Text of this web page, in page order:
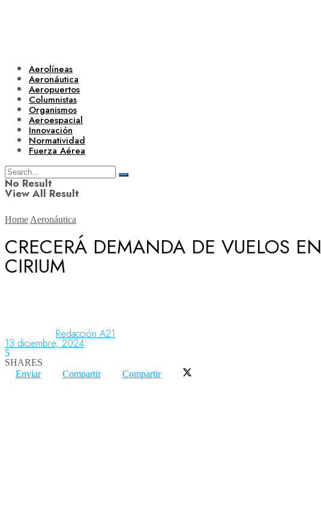
Aerolíneas
Aeronáutica
Aeropuertos
Columnistas
Organismos
Aeroespacial
Innovación
Normatividad
Fuerza Aérea
No Result
View All Result
Aerolíneas
Aeropuertos
Home Aeronáutica
CRECERÁ DEMANDA DE VUELOS
CIRIUM
Redacción A21
13 diciembre, 2024
5
SHARES
Enviar
Compartir Compartir